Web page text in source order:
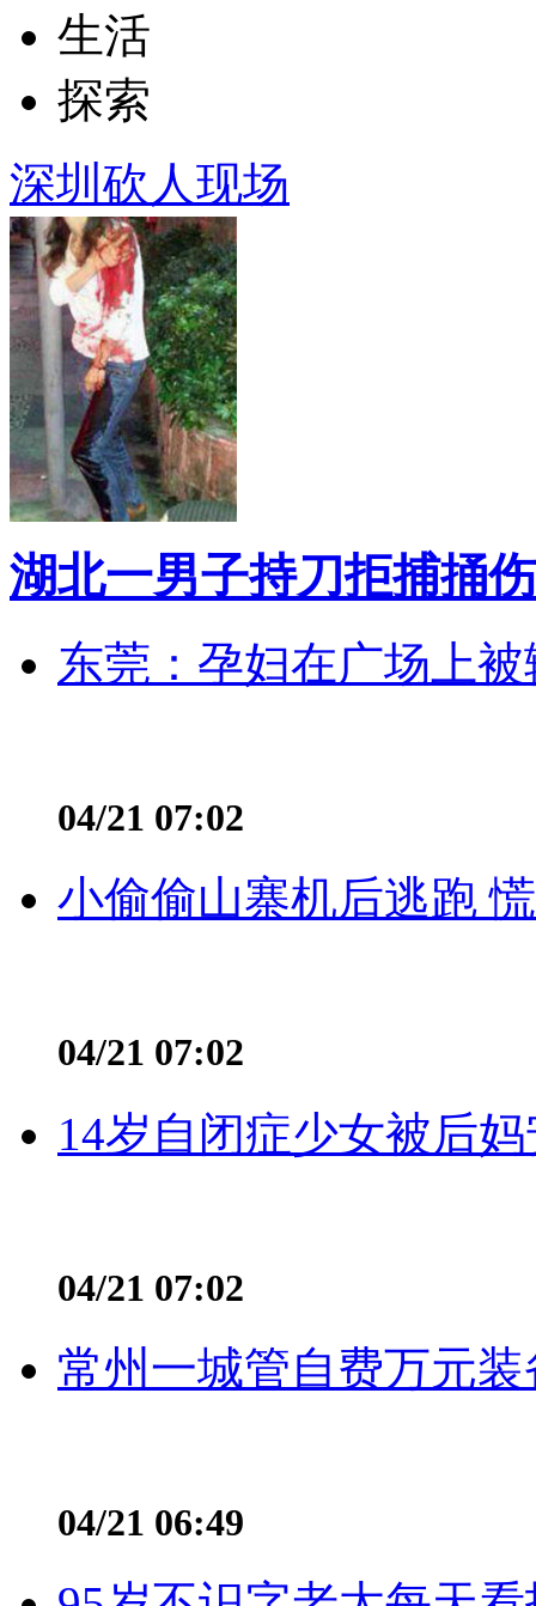
生活
探索
深圳砍人现场
湖北一男子持刀拒捕捅
东莞：孕妇在广场上
04/21 07:02
小偷偷山寨机后逃跑
04/21 07:02
14岁自闭症少女被后
04/21 07:02
常州一城管自费万元
04/21 06:49